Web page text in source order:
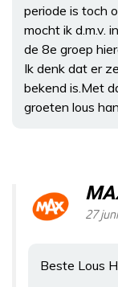
periode is toch
mocht ik d.m.v.
de 8e groep
Ik denk dat er
bekend is.Met
groeten lous
27
Beste Lous